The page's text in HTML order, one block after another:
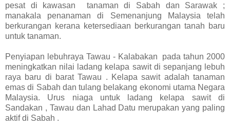
pesat di kawasan tanaman di Sabah dan Sarawak ;
manakala penanaman di Semenanjung Malaysia telah
berkurangan kerana ketersediaan berkurangan tanah baru
untuk tanaman.
Penyiapan lebuhraya Tawau - Kalabakan pada tahun 2000
meningkatkan nilai ladang kelapa sawit di sepanjang lebuh
raya baru di barat Tawau . Kelapa sawit adalah tanaman
emas di Sabah dan tulang belakang ekonomi utama Negara
Malaysia. Urus niaga untuk ladang kelapa sawit di
Sandakan , Tawau dan Lahad Datu merupakan yang paling
aktif di Sabah .